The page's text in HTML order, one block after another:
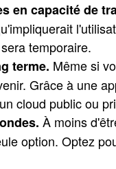
en capacité de
temporaire.
terme. Même si
Grâce à une
cloud public ou
À moins
option. Optez